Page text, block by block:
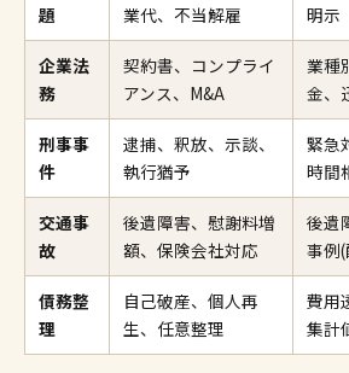
題
業代、不当解雇
明示
企業法
務
契約書、コンプライ
アンス、M&A
業種
金、
刑事事
件
逮捕、釈放、示談、
執行猶予
緊急
時間
交通事
故
後遺障害、慰謝料増
額、保険会社対応
後遺
事例
債務整
理
自己破産、個人再
生、任意整理
費用
集計